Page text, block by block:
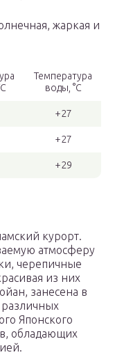
жаркая и
Температура
воды, °С
+27
+27
+29
курорт.
атмосферу
черепичные
из них
занесена в
Японского
обладающих